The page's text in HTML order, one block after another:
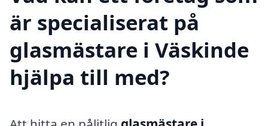
är specialiserat på
glasmästare i Väskinde
hjälpa till med?